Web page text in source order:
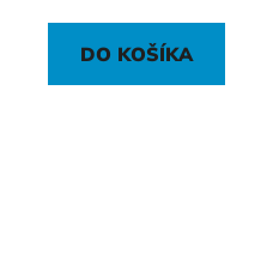
DO KOŠÍKA